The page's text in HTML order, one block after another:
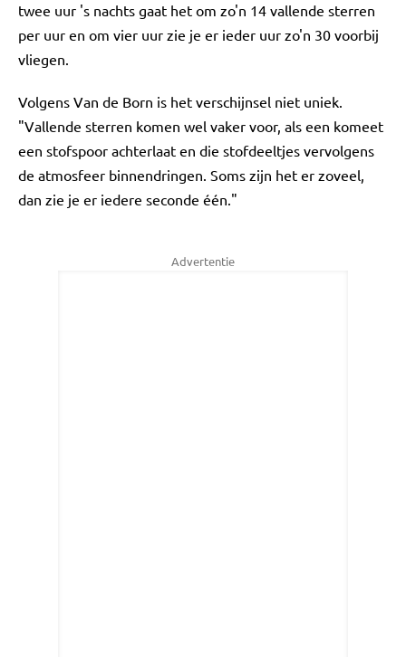
twee uur 's nachts gaat het om zo'n 14 vallende sterren
per uur en om vier uur zie je er ieder uur zo'n 30 voorbij
vliegen.
Volgens Van de Born is het verschijnsel niet uniek.
"Vallende sterren komen wel vaker voor, als een komeet
een stofspoor achterlaat en die stofdeeltjes vervolgens
de atmosfeer binnendringen. Soms zijn het er zoveel,
dan zie je er iedere seconde één."
Advertentie